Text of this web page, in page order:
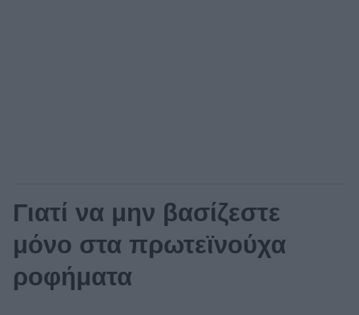
Γιατί να μην βασίζεστε
μόνο στα πρωτεϊνούχα
ροφήματα